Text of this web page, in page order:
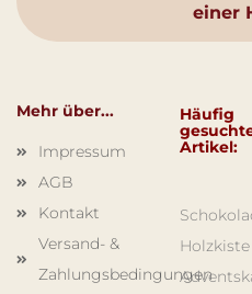
einer
Mehr über...
Impressum
AGB
Kontakt
Versand- &
Zahlungsbedingungen
Häufig
Artikel:
Holzkiste